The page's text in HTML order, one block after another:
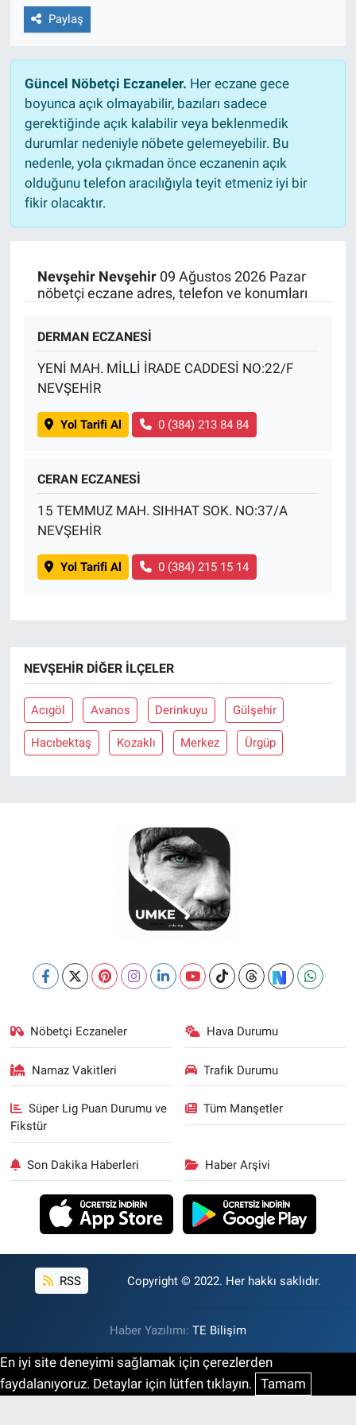
Paylaş
Güncel Nöbetçi Eczaneler. Her eczane gece
boyunca açık olmayabilir, bazıları sadece
gerektiğinde açık kalabilir veya beklenmedik
durumlar nedeniyle nöbete gelemeyebilir. Bu
nedenle, yola çıkmadan önce eczanenin açık
olduğunu telefon aracılığıyla teyit etmeniz iyi bir
fikir olacaktır.
Nevşehir Nevşehir09 Ağustos 2026 Pazar
nöbetçi eczane adres, telefon ve konumları
DERMAN ECZANESİ
YENİ MAH. MİLLİ İRADE CADDESİ NO:22/F
NEVŞEHİR
Yol Tarifi Al 0 (384) 213 84 84
CERAN ECZANESİ
15 TEMMUZ MAH. SIHHAT SOK. NO:37/A
NEVŞEHİR
Yol Tarifi Al 0 (384) 215 15 14
NEVŞEHIR DIĞER İLÇELER
Acıgöl Avanos Derinkuyu Gülşehir
Hacıbektaş Kozaklı Merkez Ürgüp
Nöbetçi Eczaneler Hava Durumu
Namaz Vakitleri Trafik Durumu
Süper Lig Puan Durumu ve
Fikstür
Tüm Manşetler
Son Dakika Haberleri Haber Arşivi
RSS Copyright © 2022. Her hakkı saklıdır.
Haber Yazılımı: TE Bilişim
En iyi site deneyimi sağlamak için çerezlerden
faydalanıyoruz. Detaylar için lütfen tıklayın. Tamam